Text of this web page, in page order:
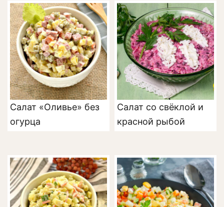
Салат «Оливье» без
огурца
Салат со свёклой и
красной рыбой